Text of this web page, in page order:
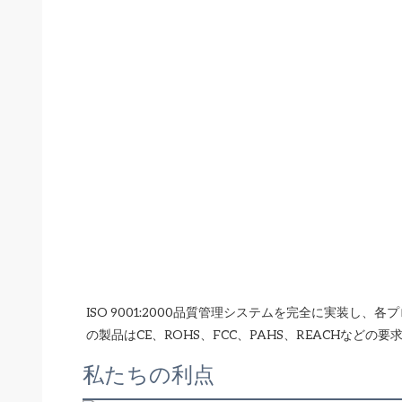
ISO 9001:2000品質管理システムを完全に実装し、各
私たちの利点